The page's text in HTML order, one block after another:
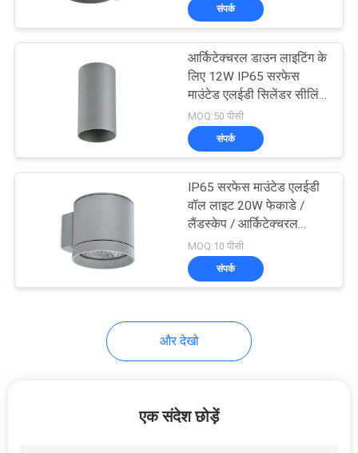
एलईडी फाउंटेन लाइट्स
एलईडी स्टेप लाइट्स
रैखिक एलईडी दीवार वॉशर
संपर्क
आर्किटेक्चरल डाउन लाइटिंग के
लिए 12W IP65 सरफेस
माउंटेड एलईडी सिलेंडर सीलिंग
लाइट
MOQ:50 पीसी
संपर्क
IP65 सरफेस माउंटेड एलईडी
वॉल लाइट 20W फेकाडे /
लैंडस्केप / आर्किटेक्चरल
लाइटिंग के लिए
MOQ:10 पीसी
संपर्क
और देखो
एक संदेश छोड़ें